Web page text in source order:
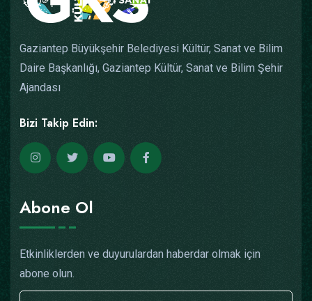
Gaziantep Büyükşehir Belediyesi Kültür, Sanat ve Bilim
Daire Başkanlığı, Gaziantep Kültür, Sanat ve Bilim Şehir
Ajandası
Bizi Takip Edin:
Abone Ol
Etkinliklerden ve duyurulardan haberdar olmak için
abone olun.